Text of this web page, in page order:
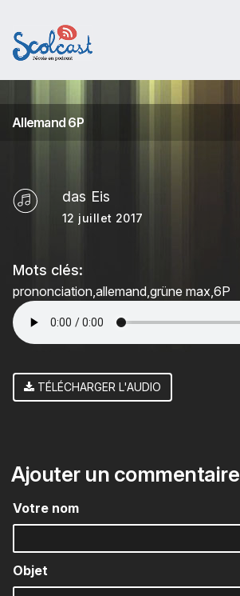
Allemand 6P
das Eis
12 juillet 2017
Mots clés:
prononciation allemand grüne max 6P
TÉLÉCHARGER L'AUDIO
Ajouter un commentaire
Votre nom
Objet